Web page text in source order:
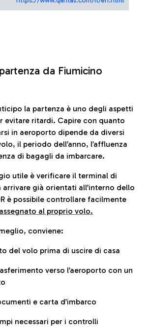
da Fiumicino
la partenza è uno degli aspetti
evitare ritardi. Capire con quanto
in aeroporto dipende da diversi
il periodo dell’anno, l’affluenza
di bagagli da imbarcare.
utile è verificare il terminal di
arrivare già orientati all’interno dello
è possibile controllare facilmente
al proprio volo.
conviene:
del volo prima di uscire di casa
verso l’aeroporto con un
e carta d’imbarco
necessari per i controlli